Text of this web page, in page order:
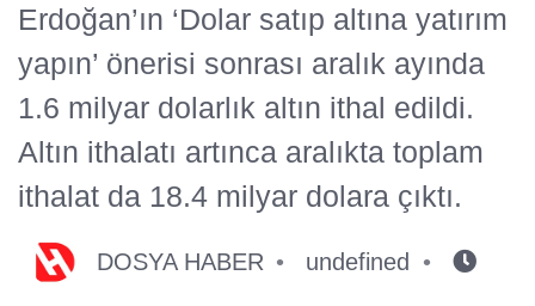
Erdoğan’ın ‘Dolar satıp altına yatırım
yapın’ önerisi sonrası aralık ayında
1.6 milyar dolarlık altın ithal edildi.
Altın ithalatı artınca aralıkta toplam
ithalat da 18.4 milyar dolara çıktı.
DOSYA HABER undefined